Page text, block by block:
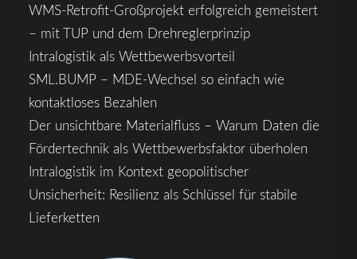
WMS-Retrofit-Großprojekt erfolgreich gemeistert
– mit TUP und dem Drehreglerprinzip
Intralogistik als Wettbewerbsvorteil
SML.BUMP – MDE-Wechsel so einfach wie
kontaktloses Bezahlen
Der unsichtbare Materialfluss – Warum Daten die
Fördertechnik als Wettbewerbsfaktor überholen
Intralogistik im Kontext geopolitischer
Unsicherheit: Resilienz als Schlüssel für stabile
Lieferketten